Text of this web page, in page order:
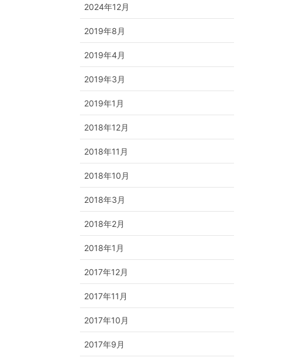
2024年12月
2019年8月
2019年4月
2019年3月
2019年1月
2018年12月
2018年11月
2018年10月
2018年3月
2018年2月
2018年1月
2017年12月
2017年11月
2017年10月
2017年9月